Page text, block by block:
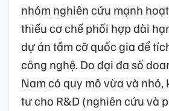
nhóm nghiên cứu mạnh
thiếu cơ chế phối hợp dài
dự án tầm cỡ quốc gia để
công nghệ. Do đại đa số
Nam có quy mô vừa và nhỏ,
tư cho R&D (nghiên cứu và